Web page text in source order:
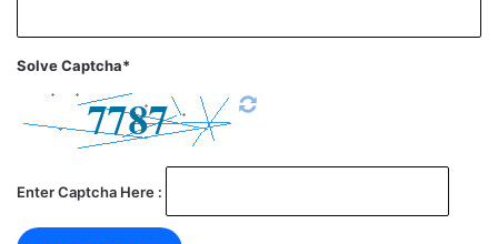
Solve Captcha*
Enter Captcha Here :